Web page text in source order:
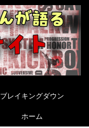
ブレイキングダウン
ホーム